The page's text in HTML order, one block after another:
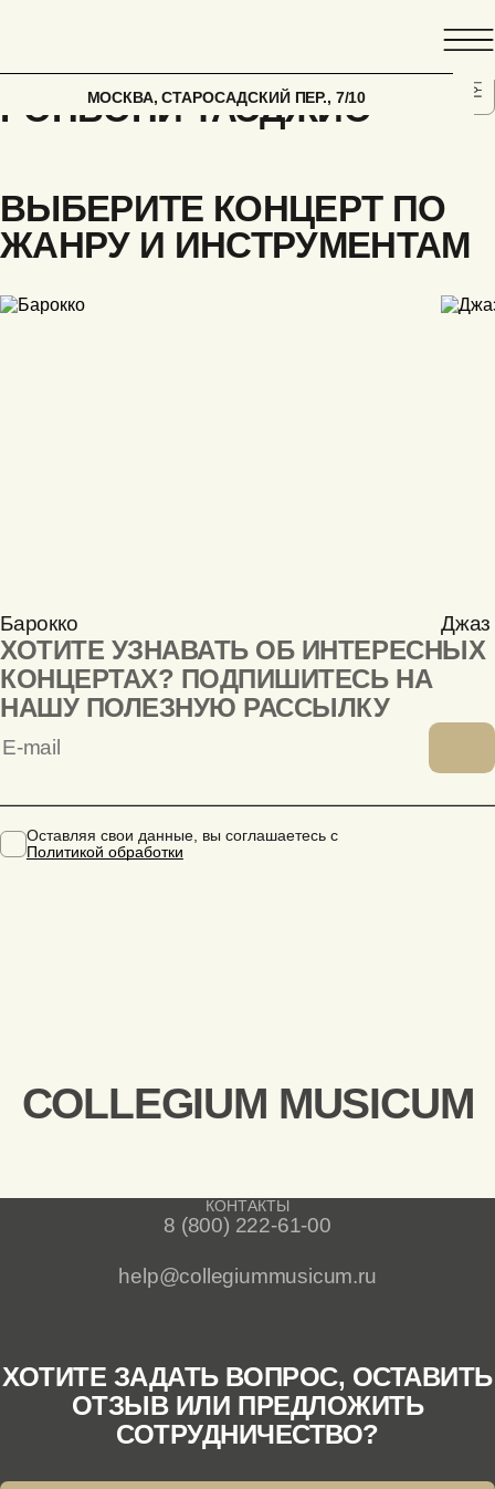
МОСКВА, СТАРОСАДСКИЙ ПЕР., 7/10
ДЖОВАННИ ДОМЕНИКО
РОНЬОНИ ТАЭДЖИО
ВЫБЕРИТЕ КОНЦЕРТ ПО
ЖАНРУ И ИНСТРУМЕНТАМ
Барокко Джаз
Оставляя свои данные, вы соглашаетесь с
Политикой обработки
ХОТИТЕ УЗНАВАТЬ ОБ ИНТЕРЕСНЫХ
КОНЦЕРТАХ? ПОДПИШИТЕСЬ НА
НАШУ ПОЛЕЗНУЮ РАССЫЛКУ
COLLEGIUM MUSICUM
КОНТАКТЫ
8 (800) 222-61-00
help@collegiummusicum.ru
ХОТИТЕ ЗАДАТЬ ВОПРОС, ОСТАВИТЬ
ОТЗЫВ ИЛИ ПРЕДЛОЖИТЬ
СОТРУДНИЧЕСТВО?